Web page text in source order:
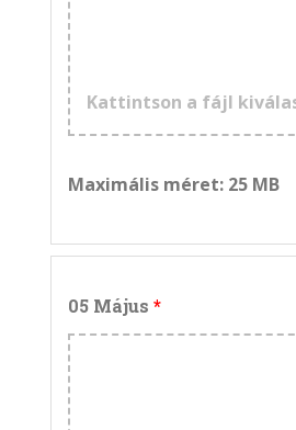
Kattintson a fájl
Maximális méret: 25 MB
05 Május